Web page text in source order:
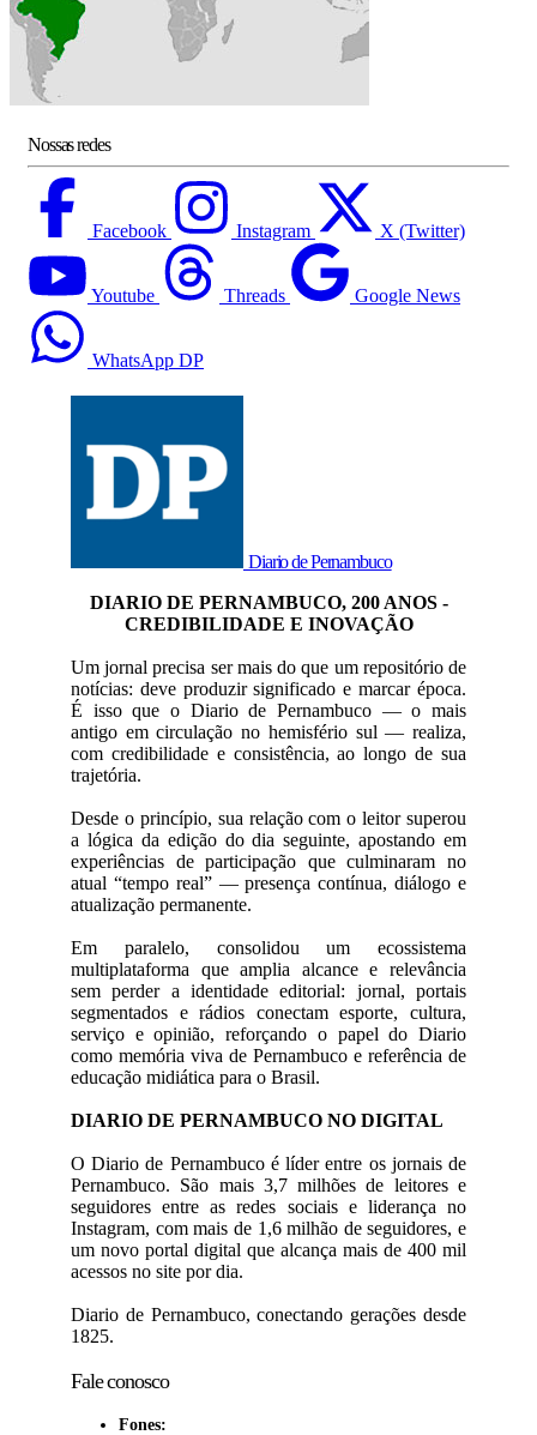
Nossas redes
Facebook Instagram X (Twitter)
Youtube Threads Google News
WhatsApp DP
Diario de Pernambuco
DIARIO DE PERNAMBUCO, 200 ANOS -
CREDIBILIDADE E INOVAÇÃO
Um jornal precisa ser mais do que um repositório de
notícias: deve produzir significado e marcar época.
É isso que o Diario de Pernambuco — o mais
antigo em circulação no hemisfério sul — realiza,
com credibilidade e consistência, ao longo de sua
trajetória.
Desde o princípio, sua relação com o leitor superou
a lógica da edição do dia seguinte, apostando em
experiências de participação que culminaram no
atual “tempo real” — presença contínua, diálogo e
atualização permanente.
Em paralelo, consolidou um ecossistema
multiplataforma que amplia alcance e relevância
sem perder a identidade editorial: jornal, portais
segmentados e rádios conectam esporte, cultura,
serviço e opinião, reforçando o papel do Diario
como memória viva de Pernambuco e referência de
educação midiática para o Brasil.
DIARIO DE PERNAMBUCO NO DIGITAL
O Diario de Pernambuco é líder entre os jornais de
Pernambuco. São mais 3,7 milhões de leitores e
seguidores entre as redes sociais e liderança no
Instagram, com mais de 1,6 milhão de seguidores, e
um novo portal digital que alcança mais de 400 mil
acessos no site por dia.
Diario de Pernambuco, conectando gerações desde
1825.
Fale conosco
Fones: